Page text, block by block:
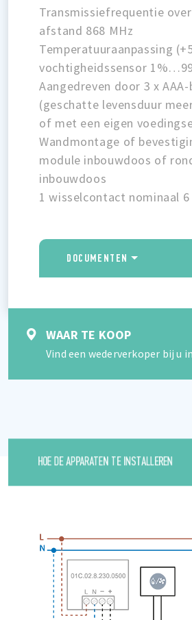
Transmissiefrequentie
afstand 868 MHz
Temperatuuraanpassing
vochtigheidssensor
Aangedreven door 3 x
(geschatte levensduur
of met een eigen
Wandmontage of
module inbouwdoos of
inbouwdoos
1 wisselcontact nominaal 6
DOCUMENTEN
WAAR TE KOOP
Vind een wederverkoper bij u
HOE DE APPARATEN TE INSTALLEREN